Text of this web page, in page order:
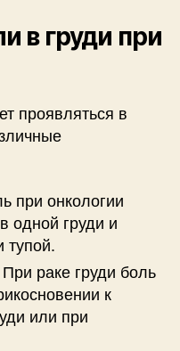
в груди при
проявляться в
при онкологии
одной груди и
тупой.
раке груди боль
к
или при